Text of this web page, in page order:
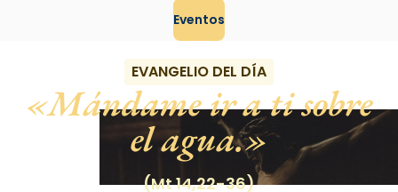
Eventos
EVANGELIO DEL DÍA
Mándame ir a ti sobre
el agua.
(Mt 14,22-36)